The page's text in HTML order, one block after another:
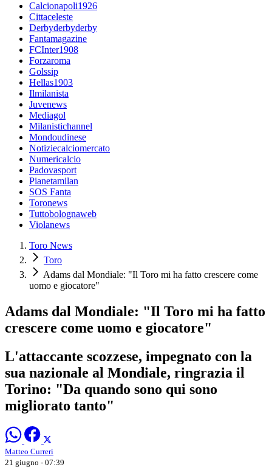
Calcionapoli1926
Cittaceleste
Derbyderbyderby
Fantamagazine
FCInter1908
Forzaroma
Golssip
Hellas1903
Ilmilanista
Juvenews
Mediagol
Milanistichannel
Mondoudinese
Notiziecalciomercato
Numericalcio
Padovasport
Pianetamilan
SOS Fanta
Toronews
Tuttobolognaweb
Violanews
Toro News
Toro
Adams dal Mondiale: "Il Toro mi ha fatto crescere come
uomo e giocatore"
Adams dal Mondiale: "Il Toro mi ha fatto
crescere come uomo e giocatore"
L'attaccante scozzese, impegnato con la
sua nazionale al Mondiale, ringrazia il
Torino: "Da quando sono qui sono
migliorato tanto"
Matteo Curreri
21 giugno - 07:39